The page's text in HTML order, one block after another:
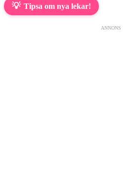
💡 Tipsa om nya lekar!
ANNONS